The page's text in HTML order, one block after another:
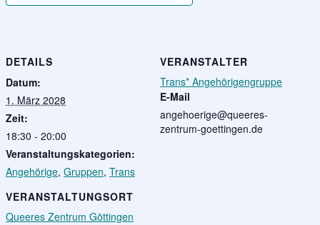
DETAILS
Datum:
1. März 2028
Zeit:
18:30 - 20:00
Veranstaltungskategorien:
Angehörige, Gruppen, Trans
VERANSTALTUNGSORT
Queeres Zentrum Göttingen
VERANSTALTER
Trans* Angehörigengruppe
E-Mail
angehoerige@queeres-
zentrum-goettingen.de